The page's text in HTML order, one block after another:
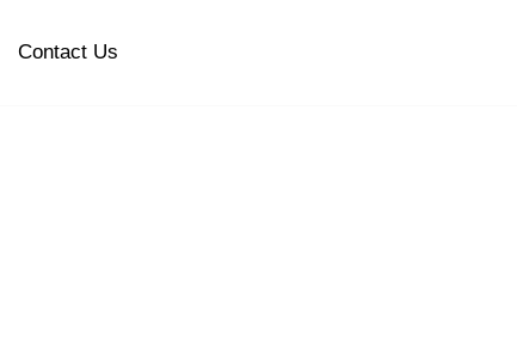
Contact Us